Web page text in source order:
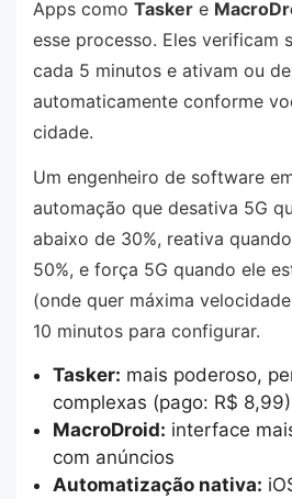
Apps como Tasker e
esse processo. Eles verificam
cada 5 minutos e ativam ou
automaticamente conforme
cidade.
Um engenheiro de software
automação que desativa 5G
abaixo de 30%, reativa
50%, e força 5G quando ele
(onde quer máxima
10 minutos para configurar.
Tasker: mais poderoso,
complexas (pago: R$ 8,99)
MacroDroid: interface
com anúncios
Automatização nativa: